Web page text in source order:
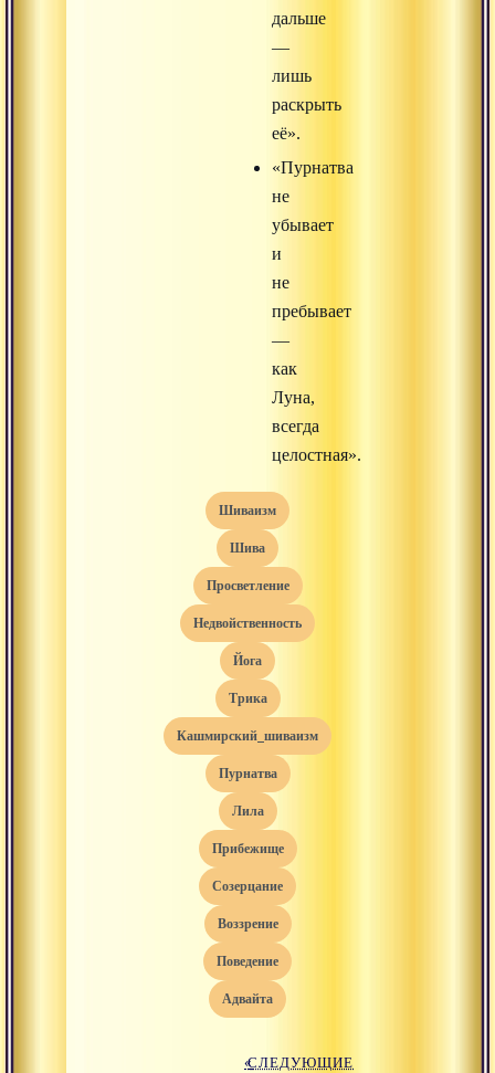
дальше
—
лишь
раскрыть
её».
«Пурнатва
не
убывает
и
не
пребывает
—
как
Луна,
всегда
целостная».
шиваизм
Шива
просветление
недвойственность
йога
трика
кашмирский_шиваизм
пурнатва
лила
прибежище
созерцание
воззрение
поведение
адвайта
«СЛЕДУЮЩИЕ